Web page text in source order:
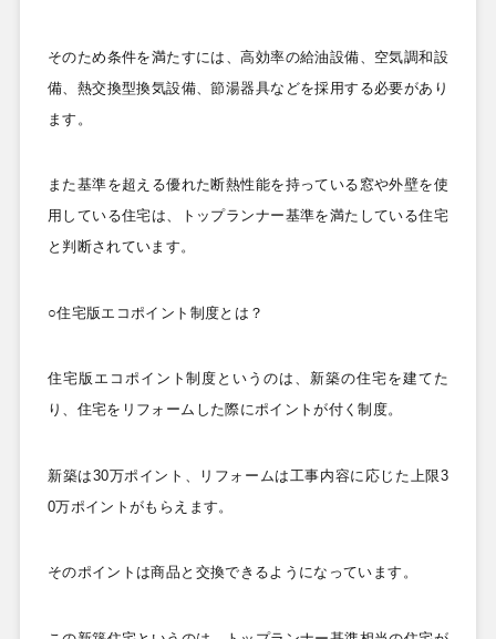
そのため条件を満たすには、高効率の給油設備、空気調和設
備、熱交換型換気設備、節湯器具などを採用する必要があり
ます。
また基準を超える優れた断熱性能を持っている窓や外壁を使
用している住宅は、トップランナー基準を満たしている住宅
と判断されています。
○住宅版エコポイント制度とは？
住宅版エコポイント制度というのは、新築の住宅を建てた
り、住宅をリフォームした際にポイントが付く制度。
新築は30万ポイント、リフォームは工事内容に応じた上限3
0万ポイントがもらえます。
そのポイントは商品と交換できるようになっています。